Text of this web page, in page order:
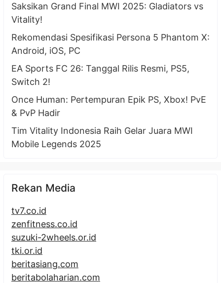
Saksikan Grand Final MWI 2025: Gladiators vs
Vitality!
Rekomendasi Spesifikasi Persona 5 Phantom X:
Android, iOS, PC
EA Sports FC 26: Tanggal Rilis Resmi, PS5,
Switch 2!
Once Human: Pertempuran Epik PS, Xbox! PvE
& PvP Hadir
Tim Vitality Indonesia Raih Gelar Juara MWI
Mobile Legends 2025
Rekan Media
tv7.co.id
zenfitness.co.id
suzuki-2wheels.or.id
tki.or.id
beritasiang.com
beritabolaharian.com